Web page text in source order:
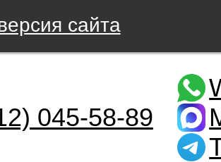
сайта
045-58-89